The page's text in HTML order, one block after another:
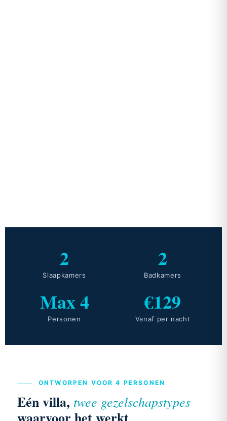
2
Slaapkamers
2
Badkamers
Max 4
Personen
€129
Vanaf per nacht
ONTWORPEN VOOR 4 PERSONEN
Eén villa, twee gezelschapstypes